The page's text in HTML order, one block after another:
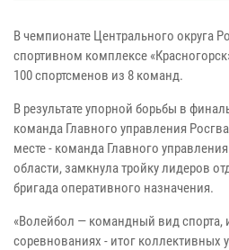
В чемпионате Центрального округа
спортивном комплексе
100 спортсменов из 8 команд.
В результате упорной борьбы в
команда Главного управления
месте - команда Главного
области, замкнула тройку лидеров
бригада оперативного назначения.
«Волейбол — командный вид спорта, и
соревнованиях - итог коллективных